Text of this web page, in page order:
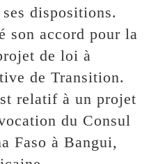
dispositions.
son accord pour la
de loi à
de Transition.
relatif à un projet
du Consul
Faso à Bangui,